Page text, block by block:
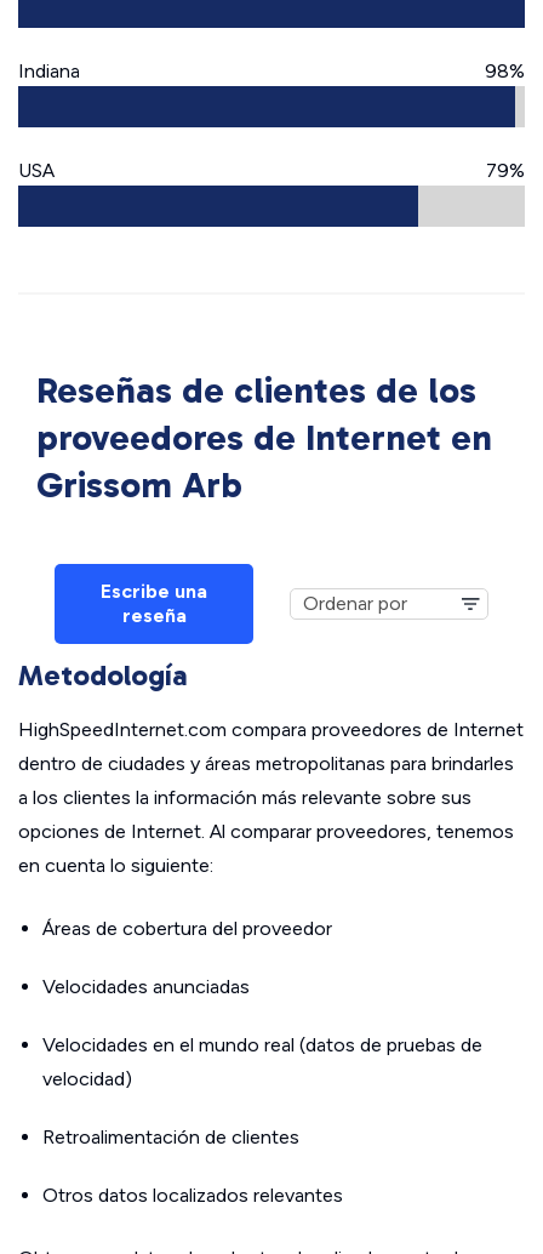
Indiana 98%
USA 79%
Reseñas de clientes de los
proveedores de Internet en
Grissom Arb
Escribe una
reseña
Metodología
HighSpeedInternet.com compara proveedores de Internet
dentro de ciudades y áreas metropolitanas para brindarles
a los clientes la información más relevante sobre sus
opciones de Internet. Al comparar proveedores, tenemos
en cuenta lo siguiente:
Áreas de cobertura del proveedor
Velocidades anunciadas
Velocidades en el mundo real (datos de pruebas de
velocidad)
Retroalimentación de clientes
Otros datos localizados relevantes